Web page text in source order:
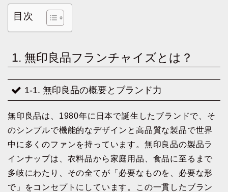
目次
1. 無印良品フランチャイズとは？
1-1. 無印良品の概要とブランド力
無印良品は、1980年に日本で誕生したブランドで、そ
のシンプルで機能的なデザインと高品質な製品で世界
中に多くのファンを持っています。無印良品の製品ラ
インナップは、衣料品から家庭用品、食品に至るまで
多岐にわたり、その全てが「必要なものを、必要な形
で」をコンセプトにしています。この一貫したブラン